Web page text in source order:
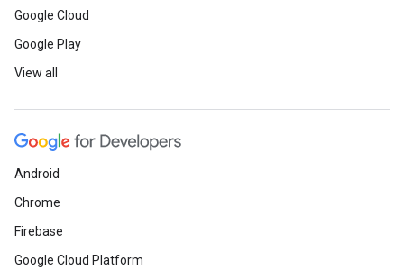
Google Cloud
Google Play
View all
Android
Chrome
Firebase
Google Cloud Platform